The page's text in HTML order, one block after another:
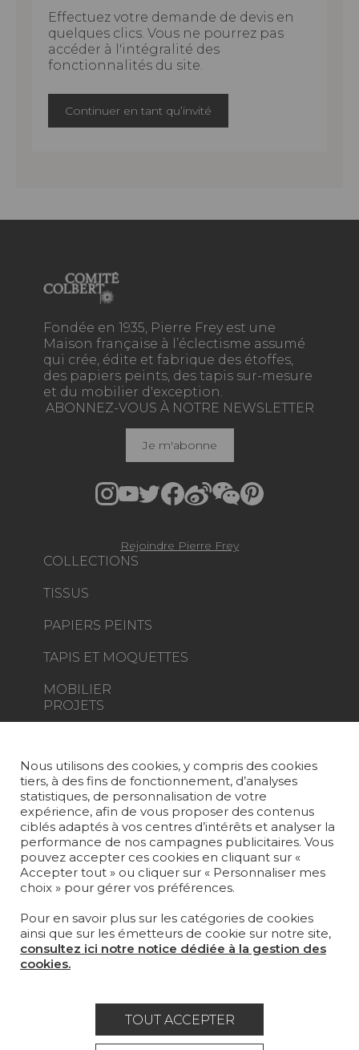
Effectuez votre demande de devis en
quelques clics. Vous ne pourrez pas
accéder à l'intégralité des
fonctionnalités du site.
Continuer en tant qu’invité
Fondée en 1935, Pierre Frey est une
Maison française à l’éclectisme assumé
qui crée, édite et fabrique des étoffes,
des papiers peints, des tapis sur-mesure
et du mobilier d'exception.
COLLECTIONS
TISSUS
PAPIERS PEINTS
TAPIS ET MOQUETTES
MOBILIER
PROJETS
MAGAZINE
LA MAISON
OÙ NOUS TROUVER ?
ABONNEZ-VOUS À NOTRE NEWSLETTER
Je m'abonne
Rejoindre Pierre Frey
Carrière Contact
Lexique
données
Nous utilisons des cookies, y compris des cookies
tiers, à des fins de fonctionnement, d’analyses
statistiques, de personnalisation de votre
expérience, afin de vous proposer des contenus
ciblés adaptés à vos centres d’intérêts et analyser la
performance de nos campagnes publicitaires. Vous
pouvez accepter ces cookies en cliquant sur «
Accepter tout » ou cliquer sur « Personnaliser mes
choix » pour gérer vos préférences.
Pour en savoir plus sur les catégories de cookies
ainsi que sur les émetteurs de cookie sur notre site,
consultez ici notre notice dédiée à la gestion des
cookies.
TOUT ACCEPTER